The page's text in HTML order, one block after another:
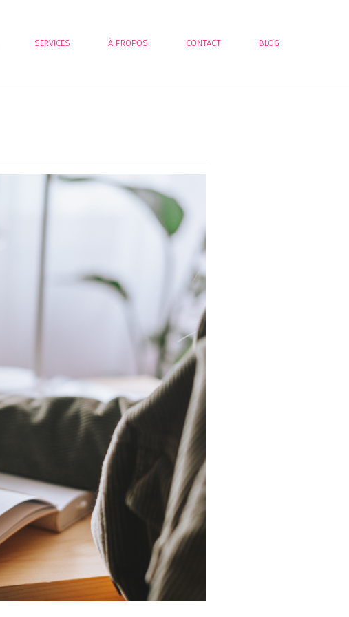
SERVICES À PROPOS CONTACT BLOG